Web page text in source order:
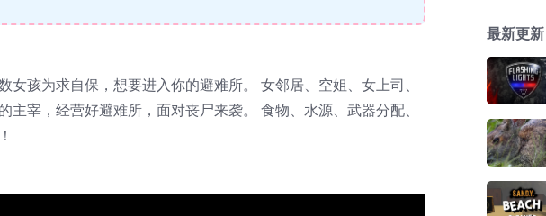
孩为求自保，想要进入你的避难所。 女邻居、空姐、女上司、
宰，经营好避难所，面对丧尸来袭。 食物、水源、武器分配、
最新更新